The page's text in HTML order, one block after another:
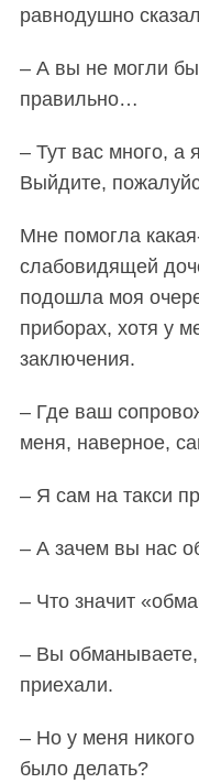
равнодушно
– А вы не могли
правильно…
– Тут вас много, а
Выйдите,
Мне помогла
слабовидящей
подошла моя
приборах, хотя у
заключения.
– Где ваш
меня, наверное,
– Я сам на такси
– А зачем вы нас
– Что значит
– Вы
приехали.
– Но у меня
было делать?